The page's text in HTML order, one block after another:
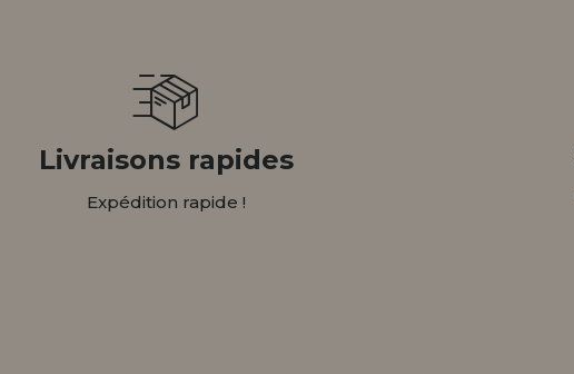
Livraisons rapides
Expédition rapide !